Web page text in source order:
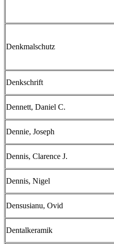
Denkmalschutz
Denkschrift
Dennett, Daniel C.
Dennie, Joseph
Dennis, Clarence J.
Dennis, Nigel
Densusianu, Ovid
Dentalkeramik